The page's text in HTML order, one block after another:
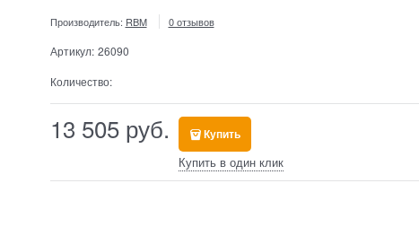
Производитель: RBM 0 отзывов
Артикул: 26090
Количество:
13 505 руб. Купить
Купить в один клик